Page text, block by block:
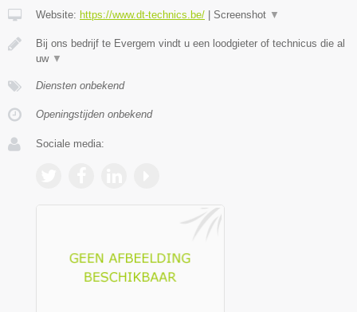
Website: https://www.dt-technics.be/ | Screenshot ▼
Bij ons bedrijf te Evergem vindt u een loodgieter of technicus die al
uw ▼
Diensten onbekend
Openingstijden onbekend
Sociale media: